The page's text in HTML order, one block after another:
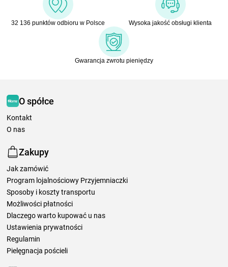
32 136 punktów odbioru w Polsce Wysoka jakość obsługi klienta
Gwarancja zwrotu pieniędzy
O spółce
Kontakt
O nas
Zakupy
Jak zamówić
Program lojalnościowy Przyjemniaczki
Sposoby i koszty transportu
Możliwości płatności
Dlaczego warto kupować u nas
Ustawienia prywatności
Regulamin
Pielęgnacja pościeli